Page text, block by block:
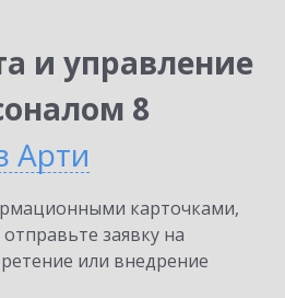
и управление
8
Арти
карточками,
заявку на
или внедрение